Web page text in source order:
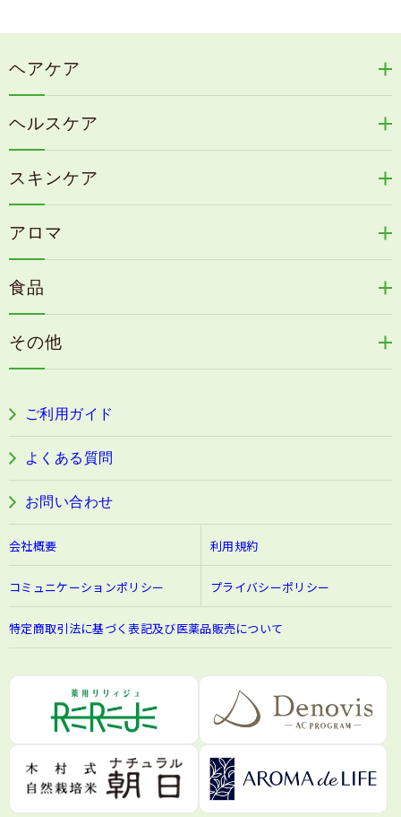
ヘアケア
冷感育毛エッセンス
リリィジュミスト
リリィジュサプリ
毛歓
ヘアケアその他
ヘルスケア
天の葉健康緑茶
カイアポシリーズ
速感伝統香醋
古家のにんにく
目の疲労感・首肩に感じる負担緩和サプリ
阿波晩茶
スキンケア
うる肌箋
フェミールホワイトNKB
アロマ
浦上式アロマシリーズ
色彩マスク
食品
その他
ご利用ガイド
よくある質問
お問い合わせ
会社概要 利用規約
コミュニケーションポリシー プライバシーポリシー
特定商取引法に基づく表記及び医薬品販売について